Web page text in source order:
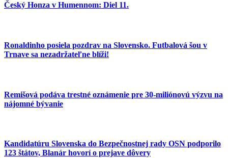
Český Honza v Humennom: Diel 11.
Ronaldinho posiela pozdrav na Slovensko. Futbalová šou v
Trnave sa nezadržateľne blíži!
Remišová podáva trestné oznámenie pre 30-miliónovú výzvu na
nájomné bývanie
Kandidatúru Slovenska do Bezpečnostnej rady OSN podporilo
123 štátov, Blanár hovorí o prejave dôvery